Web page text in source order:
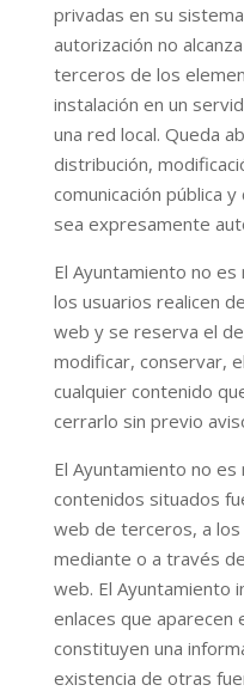
privadas en su
autorización no
terceros de los
instalación en un
una red local. Queda
distribución,
comunicación pública
sea expresamente
El Ayuntamiento no
los usuarios realicen
web y se reserva el
modificar, conservar,
cualquier contenido
cerrarlo sin previo
El Ayuntamiento no
contenidos situados
web de terceros, a
mediante o a través
web. El Ayuntamiento
enlaces que aparecen
constituyen una
existencia de otras